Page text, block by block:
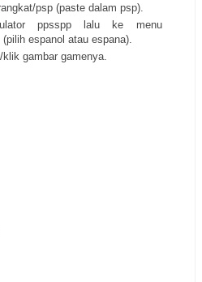
psp (paste dalam psp).
ppsspp lalu ke menu
espanol atau espana).
gambar gamenya.